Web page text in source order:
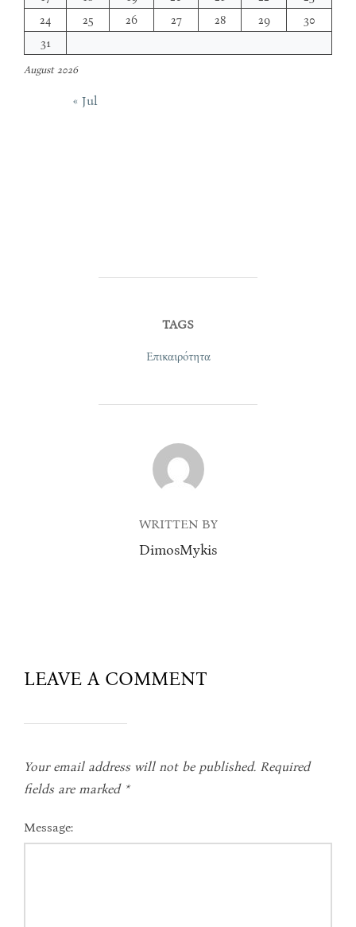
August 2026
24
25 26 27 28 29
30
31
« Jul
TAGS
Επικαιρότητα
POST AUTHOR
WRITTEN BY
DimosMykis
LEAVE A COMMENT
Your email address will not be published. Required
fields are marked *
Message: